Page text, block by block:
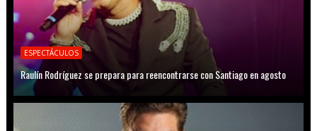
ESPECTÁCULOS
Raulín Rodríguez se prepara para reencontrarse con Santiago en agosto